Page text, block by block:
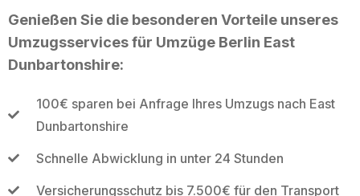
Genießen Sie die besonderen Vorteile unseres
Umzugsservices für Umzüge Berlin East
Dunbartonshire:
100€ sparen bei Anfrage Ihres Umzugs nach East
Dunbartonshire
Schnelle Abwicklung in unter 24 Stunden
Versicherungsschutz bis 7.500€ für den Transport